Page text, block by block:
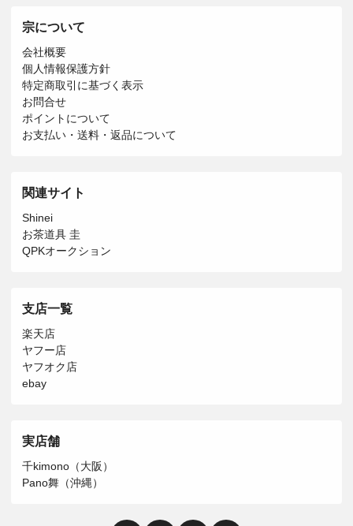
宗について
会社概要
個人情報保護方針
特定商取引に基づく表示
お問合せ
ポイントについて
お支払い・送料・返品について
関連サイト
Shinei
お茶道具 圭
QPKオークション
支店一覧
楽天店
ヤフー店
ヤフオク店
ebay
実店舗
千kimono（大阪）
Pano舞（沖縄）